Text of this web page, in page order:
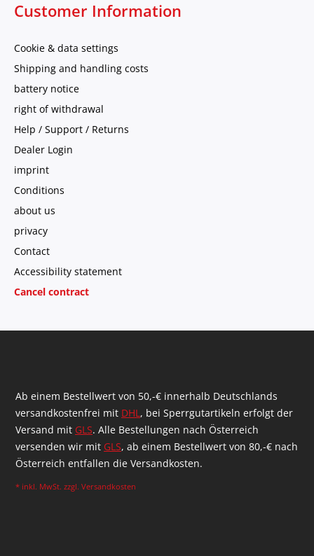
Customer Information
Cookie & data settings
Shipping and handling costs
battery notice
right of withdrawal
Help / Support / Returns
Dealer Login
imprint
Conditions
about us
privacy
Contact
Accessibility statement
Cancel contract
Ab einem Bestellwert von 50,-€ innerhalb Deutschlands
versandkostenfrei mit DHL, bei Sperrgutartikeln erfolgt der
Versand mit GLS. Alle Bestellungen nach Österreich
versenden wir mit GLS, ab einem Bestellwert von 80,-€ nach
Österreich entfallen die Versandkosten.
* inkl. MwSt. zzgl. Versandkosten